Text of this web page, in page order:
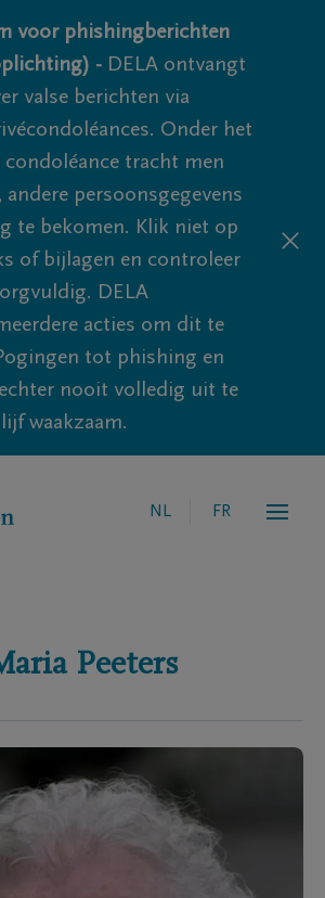
voor phishingberichten
- DELA ontvangt
valse berichten via
Onder het
condoléance tracht men
andere persoonsgegevens
te bekomen. Klik niet op
of bijlagen en controleer
DELA
acties om dit te
tot phishing en
nooit volledig uit te
waakzaam.
NL FR
Peeters